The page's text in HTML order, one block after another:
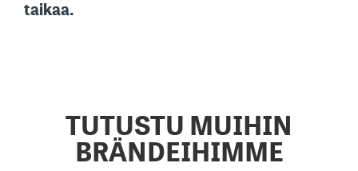
taikaa.
TUTUSTU MUIHIN
BRÄNDEIHIMME